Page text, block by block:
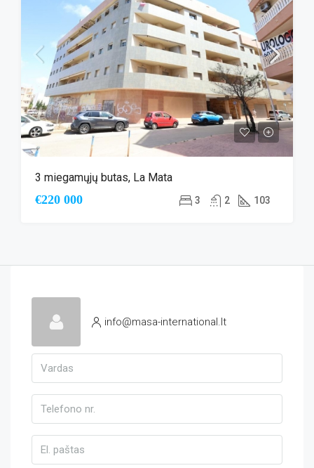
3 miegamųjų butas, La Mata
€220 000 3 2 103
info@masa-international.lt